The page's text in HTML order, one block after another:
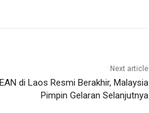
Next article
di Laos Resmi Berakhir, Malaysia
Pimpin Gelaran Selanjutnya